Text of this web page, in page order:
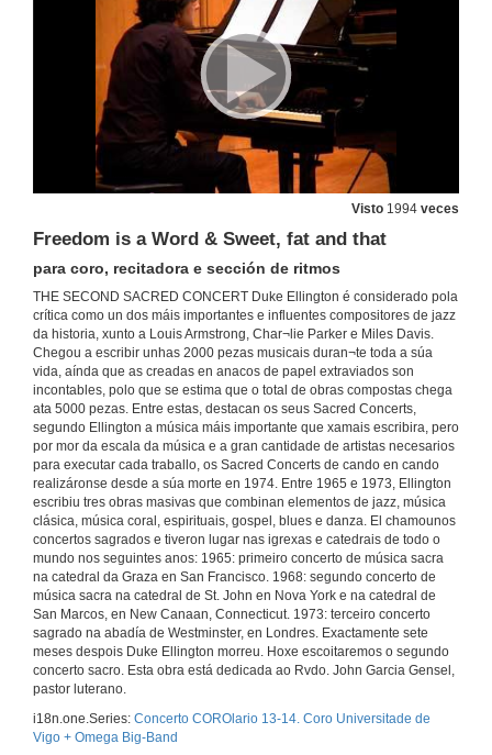
Visto 1994 veces
Freedom is a Word & Sweet, fat and that
para coro, recitadora e sección de ritmos
THE SECOND SACRED CONCERT Duke Ellington é considerado pola
crítica como un dos máis importantes e influentes compositores de jazz
da historia, xunto a Louis Armstrong, Char¬lie Parker e Miles Davis.
Chegou a escribir unhas 2000 pezas musicais duran¬te toda a súa
vida, aínda que as creadas en anacos de papel extraviados son
incontables, polo que se estima que o total de obras compostas chega
ata 5000 pezas. Entre estas, destacan os seus Sacred Concerts,
segundo Ellington a música máis importante que xamais escribira, pero
por mor da escala da música e a gran cantidade de artistas necesarios
para executar cada traballo, os Sacred Concerts de cando en cando
realizáronse desde a súa morte en 1974. Entre 1965 e 1973, Ellington
escribiu tres obras masivas que combinan elementos de jazz, música
clásica, música coral, espirituais, gospel, blues e danza. El chamounos
concertos sagrados e tiveron lugar nas igrexas e catedrais de todo o
mundo nos seguintes anos: 1965: primeiro concerto de música sacra
na catedral da Graza en San Francisco. 1968: segundo concerto de
música sacra na catedral de St. John en Nova York e na catedral de
San Marcos, en New Canaan, Connecticut. 1973: terceiro concerto
sagrado na abadía de Westminster, en Londres. Exactamente sete
meses despois Duke Ellington morreu. Hoxe escoitaremos o segundo
concerto sacro. Esta obra está dedicada ao Rvdo. John Garcia Gensel,
pastor luterano.
i18n.one.Series: Concerto COROlario 13-14. Coro Universitade de
Vigo + Omega Big-Band
"THE SECOND SACRED CONCERT" de Duke Ellington
19 de xuño de 2014
Praise God
para coro e banda
19 de xuño de 2014
Heaven
para só de soprano, coro e banda
19 de xuño de 2014
para coro e banda